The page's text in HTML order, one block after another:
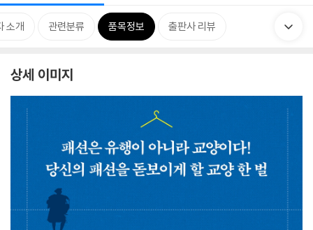
소개 관련분류 품목정보 출판사 리뷰
상세 이미지